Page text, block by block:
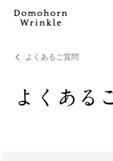
よくあるご質問
よくある